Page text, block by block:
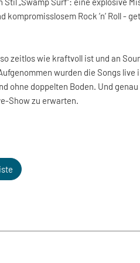
kompromisslosem Rock ’n’ Roll -
zeitlos wie kraftvoll ist und an
wurden die Songs live
ohne doppelten Boden. Und
Show zu erwarten.